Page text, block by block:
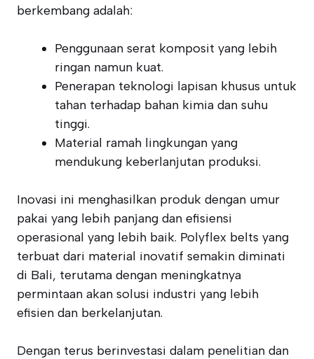
berkembang adalah:
Penggunaan serat komposit yang lebih
ringan namun kuat.
Penerapan teknologi lapisan khusus untuk
tahan terhadap bahan kimia dan suhu
tinggi.
Material ramah lingkungan yang
mendukung keberlanjutan produksi.
Inovasi ini menghasilkan produk dengan umur
pakai yang lebih panjang dan efisiensi
operasional yang lebih baik. Polyflex belts yang
terbuat dari material inovatif semakin diminati
di Bali, terutama dengan meningkatnya
permintaan akan solusi industri yang lebih
efisien dan berkelanjutan.
Dengan terus berinvestasi dalam penelitian dan